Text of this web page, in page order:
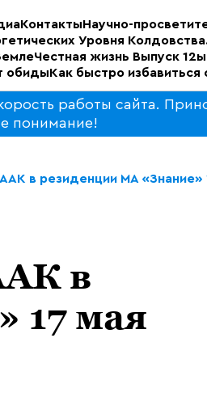
КонтактыНаучно-
Уровня
Честная жизнь Выпуск
обидыКак быстро избавиться
работы сайта.
понимание!
в резиденции МА «Знание»
в
17 мая